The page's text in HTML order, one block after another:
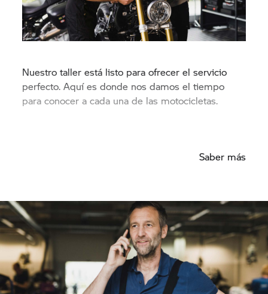
Nuestro taller está listo para ofrecer el servicio
perfecto. Aquí es donde nos damos el tiempo
para conocer a cada una de las motocicletas.
Saber más